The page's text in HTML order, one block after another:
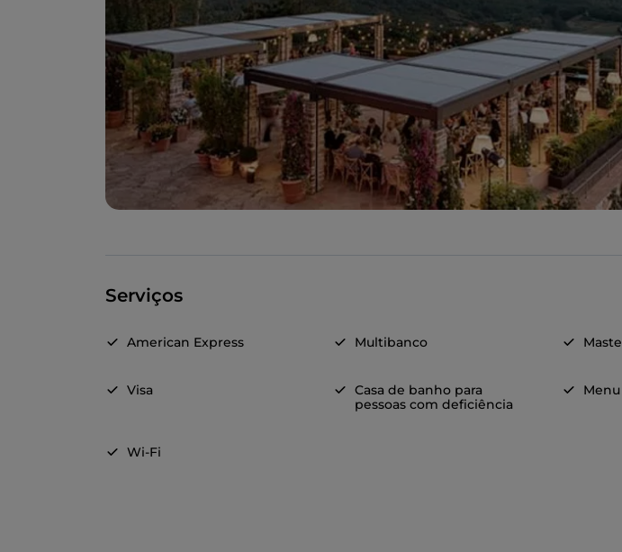
Serviços
American Express Multibanco
Visa
Casa de banho para
pessoas com deficiência
Wi-Fi